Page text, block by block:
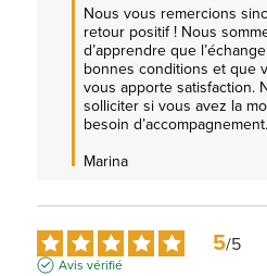
Nous vous remercions
retour positif ! Nous
d’apprendre que
bonnes conditions et que
vous apporte satisfaction.
solliciter si vous avez la
besoin d’accompagnement.
Marina
5/5
Avis vérifié